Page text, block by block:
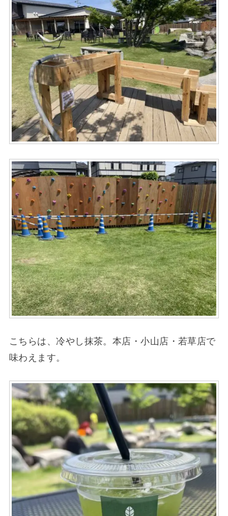
こちらは、冷やし抹茶。本店・小山店・若草店で
味わえます。